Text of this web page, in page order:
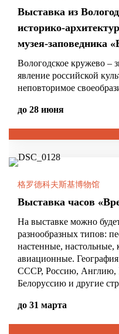
Выставка из
историко-
музея-заповедника
Вологодское кружево –
явление российской
неповторимое
до 28 июня
格罗德科夫斯基博物馆
Выставка часов
На выставке можно
разнообразных типов:
настенные,
авиационные.
СССР, Россию,
Белоруссию и другие
до 31 марта